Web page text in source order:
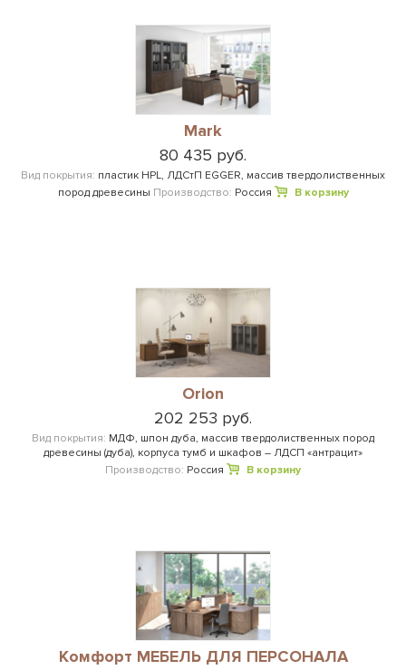
Mark
80 435 руб.
Вид покрытия: пластик HPL, ЛДСтП EGGER, массив твердолиственных
пород древесины Производство: Россия В корзину
Orion
202 253 руб.
Вид покрытия: МДФ, шпон дуба, массив твердолиственных пород
древесины (дуба), корпуса тумб и шкафов – ЛДСП «антрацит»
Производство: Россия В корзину
Комфорт МЕБЕЛЬ ДЛЯ ПЕРСОНАЛА